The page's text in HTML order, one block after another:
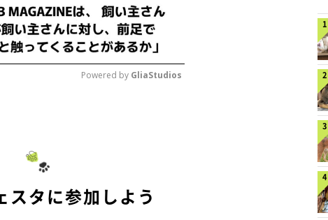
Powered by GliaStudios
スタに参加しよう